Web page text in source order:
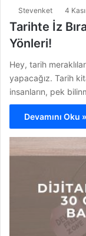
Stevenket 4
Tarihte İz
Yönleri!
Hey, tarih
yapacağız. Tarih
insanların, pek
Devamını Oku »